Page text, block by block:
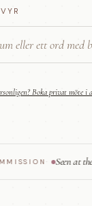
Boka privat möte i
· Seen at